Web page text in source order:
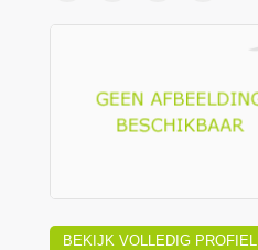
BEKIJK VOLLEDIG PROFIEL